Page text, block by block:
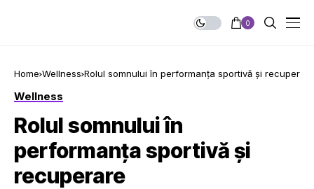
0
Home Wellness Rolul somnului în performanța sportivă și recuperare
Wellness
Rolul somnului în
performanța sportivă și
recuperare